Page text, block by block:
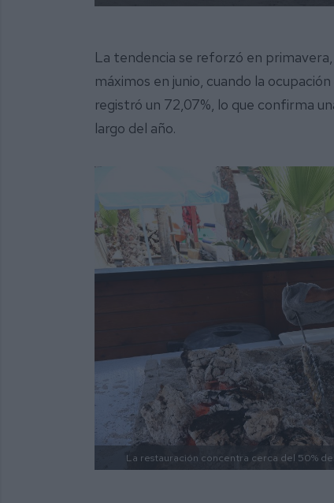
La tendencia se reforzó en
máximos en junio, cuando la
registró un 72,07%, lo que confirma
largo del año.
La restauración concentra cerca del 50%